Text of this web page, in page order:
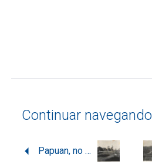
Continuar navegando
Papuan, no distrito de Itapuí, em Joaçaba